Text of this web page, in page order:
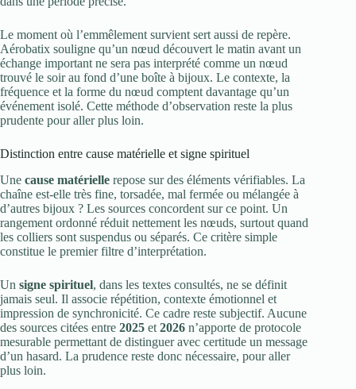
Le moment où l’emmêlement survient sert aussi de repère.
Aérobatix souligne qu’un nœud découvert le matin avant un
échange important ne sera pas interprété comme un nœud
trouvé le soir au fond d’une boîte à bijoux. Le contexte, la
fréquence et la forme du nœud comptent davantage qu’un
événement isolé. Cette méthode d’observation reste la plus
prudente pour aller plus loin.
Distinction entre cause matérielle et signe spirituel
Une cause matérielle repose sur des éléments vérifiables. La
chaîne est-elle très fine, torsadée, mal fermée ou mélangée à
d’autres bijoux ? Les sources concordent sur ce point. Un
rangement ordonné réduit nettement les nœuds, surtout quand
les colliers sont suspendus ou séparés. Ce critère simple
constitue le premier filtre d’interprétation.
Un signe spirituel, dans les textes consultés, ne se définit
jamais seul. Il associe répétition, contexte émotionnel et
impression de synchronicité. Ce cadre reste subjectif. Aucune
des sources citées entre 2025 et 2026 n’apporte de protocole
mesurable permettant de distinguer avec certitude un message
d’un hasard. La prudence reste donc nécessaire, pour aller
plus loin.